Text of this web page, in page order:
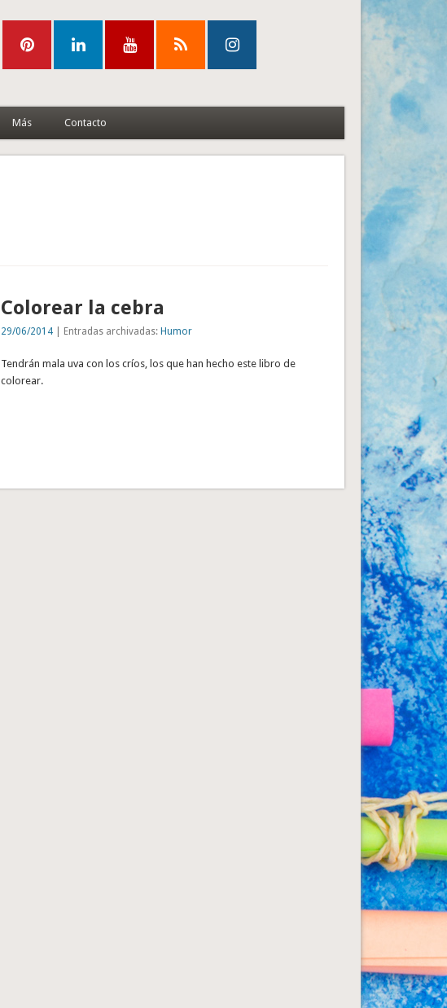
Más Contacto
Colorear la cebra
29/06/2014| Entradas archivadas: Humor
Tendrán mala uva con los críos, los que han hecho este libro de
colorear.